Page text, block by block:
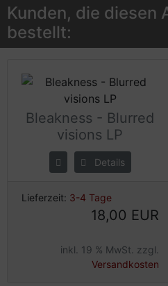
Kunden, die diesen
bestellt:
Bleakness - Blurred
visions LP
Details
Lieferzeit: 3-4 Tage
18,00 EUR
inkl. 19 % MwSt. zzgl.
Versandkosten